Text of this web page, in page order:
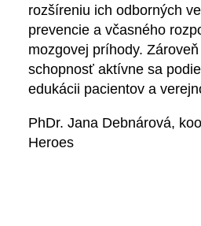
rozšíreniu ich odborných
prevencie a včasného
mozgovej príhody.
schopnosť aktívne sa
edukácii pacientov a
PhDr. Jana Debnárová,
Heroes